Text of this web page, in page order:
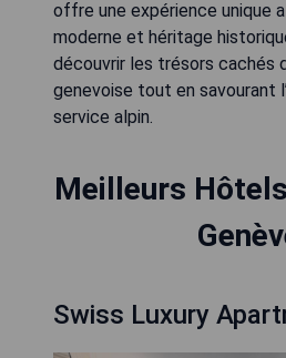
offre une expérience unique
moderne et héritage
découvrir les trésors cachés
genevoise tout en savourant
service alpin.
Meilleurs
Swiss Luxury